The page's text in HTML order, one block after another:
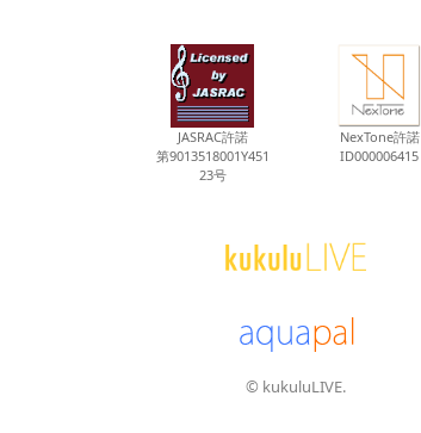
JASRAC許諾
第9013518001Y451
23号
NexTone許諾
ID000006415
© kukuluLIVE.